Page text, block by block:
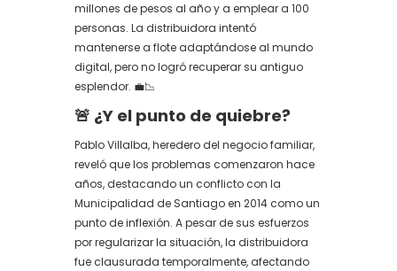
millones de pesos al año y a emplear a 100
personas. La distribuidora intentó
mantenerse a flote adaptándose al mundo
digital, pero no logró recuperar su antiguo
esplendor. 💼📉
🚨 ¿Y el punto de quiebre?
Pablo Villalba, heredero del negocio familiar,
reveló que los problemas comenzaron hace
años, destacando un conflicto con la
Municipalidad de Santiago en 2014 como un
punto de inflexión. A pesar de sus esfuerzos
por regularizar la situación, la distribuidora
fue clausurada temporalmente, afectando